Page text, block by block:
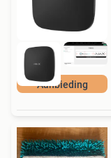
Aanbieding